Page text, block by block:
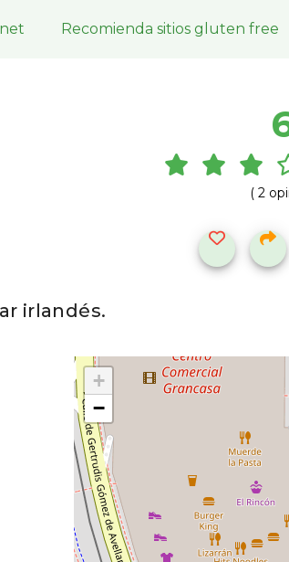
Recomienda sitios gluten free
( 2
irlandés.
+
−